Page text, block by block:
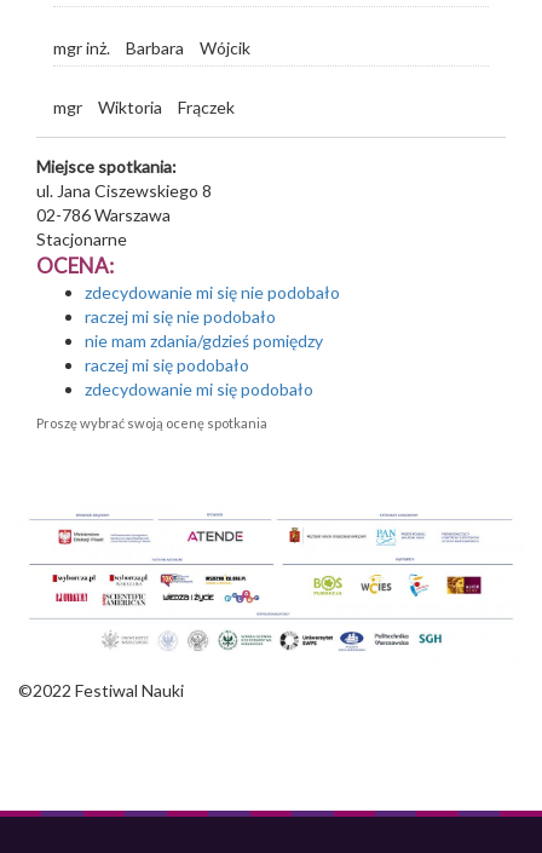
mgr inż. Barbara Wójcik
mgr Wiktoria Frączek
Miejsce spotkania:
ul. Jana Ciszewskiego 8
02-786Warszawa
Stacjonarne
OCENA:
zdecydowanie mi się nie podobało
raczej mi się nie podobało
nie mam zdania/gdzieś pomiędzy
raczej mi się podobało
zdecydowanie mi się podobało
Proszę wybrać swoją ocenę spotkania
©2022 Festiwal Nauki